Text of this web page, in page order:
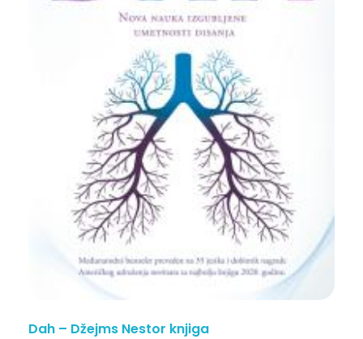
Dah – Džejms Nestor knjiga